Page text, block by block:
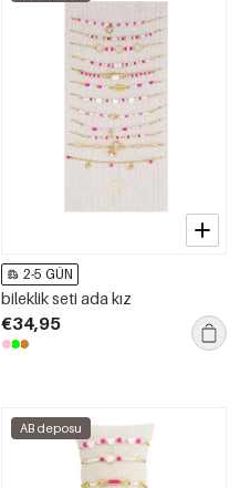
2-5 GÜN
bileklik seti ada kız
€34,95
AB deposu